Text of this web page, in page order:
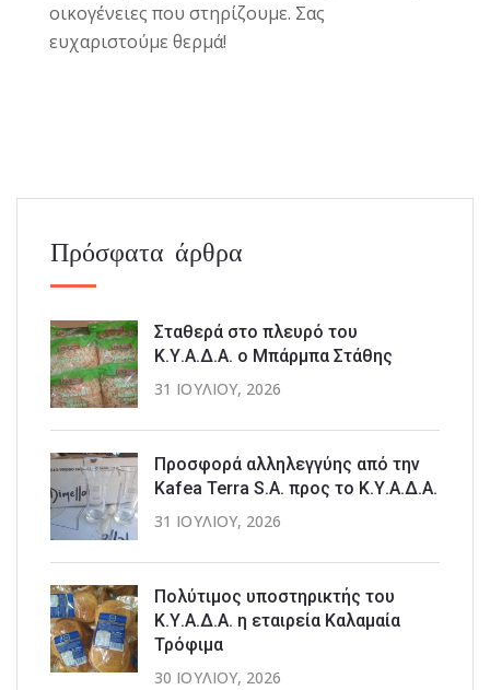
οικογένειες που στηρίζουμε. Σας
ευχαριστούμε θερμά!
Πρόσφατα άρθρα
Σταθερά στο πλευρό του
Κ.Υ.Α.Δ.Α. ο Μπάρμπα Στάθης
31 ΙΟΥΛΊΟΥ, 2026
Προσφορά αλληλεγγύης από την
Kafea Terra S.A. προς το Κ.Υ.Α.Δ.Α.
31 ΙΟΥΛΊΟΥ, 2026
Πολύτιμος υποστηρικτής του
Κ.Υ.Α.Δ.Α. η εταιρεία Καλαμαία
Τρόφιμα
30 ΙΟΥΛΊΟΥ, 2026